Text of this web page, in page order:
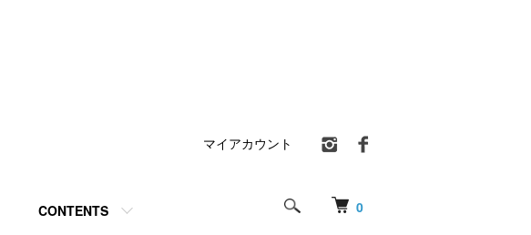
0
CONTENTS
マイアカウント